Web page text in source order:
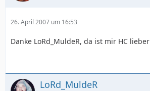
26. April 2007 um 16:53
Danke LoRd_MuldeR, da ist mir HC lieber
LoRd_MuldeR